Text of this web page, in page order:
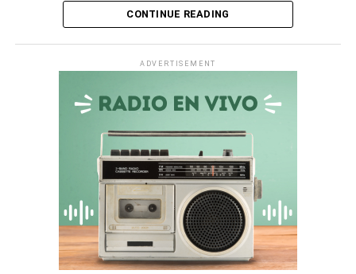
descolmatación adjudicado porS/ 70 000quedó
la nulidad del servicio debido a incompatibilidades en los
términos de referencia, dejando vulnerable a la zona.
Irregularidades en la
Municipalidad Distrital de San
Antonio
Informe de Visita de Control N° 017-2026-OCI/0446-
CONTINUE READING
ADVERTISEMENT